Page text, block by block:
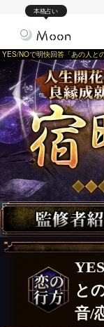
本格占い
YES/NOで明快回答「あの人と
と
音/